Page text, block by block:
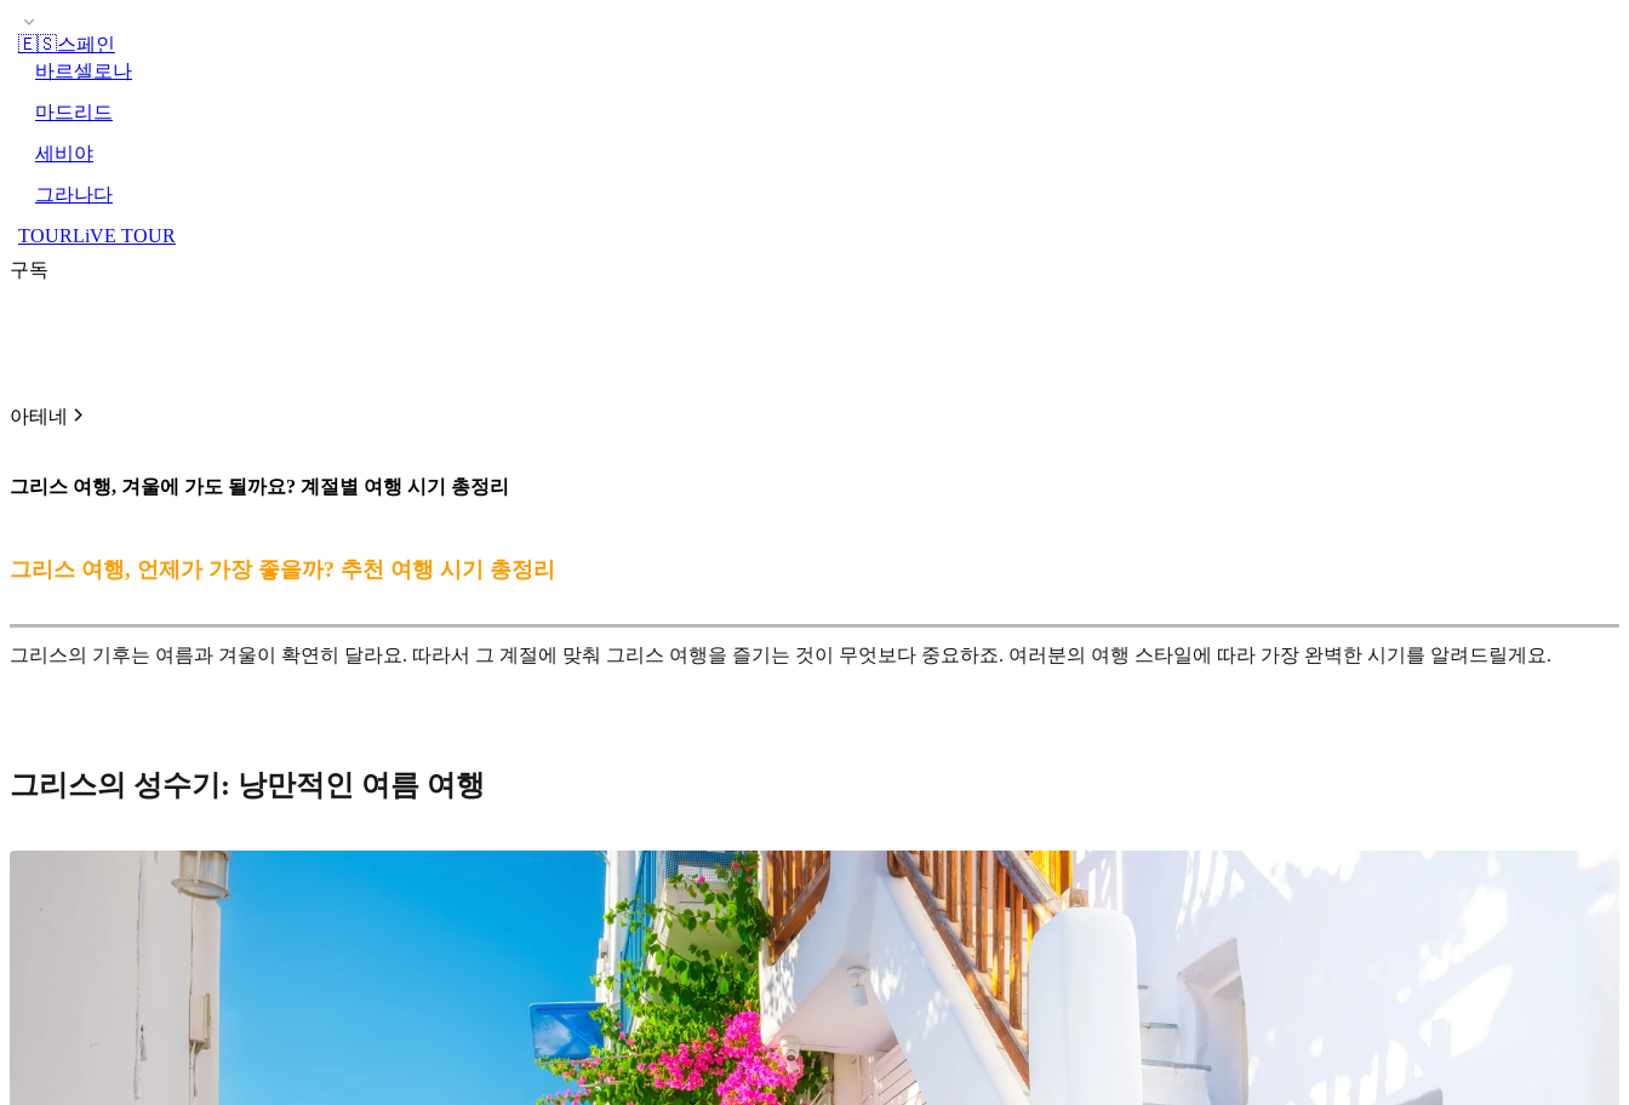
🇪🇸스페인
바르셀로나
마드리드
세비야
그라나다
TOURLiVE TOUR
구독
아테네
그리스 여행, 겨울에 가도 될까요? 계절별 여행 시기 총정리
그리스 여행, 언제가 가장 좋을까? 추천 여행 시기 총정리
그리스의 기후는 여름과 겨울이 확연히 달라요. 따라서 그 계절에 맞춰 그리스 여행을 즐기는 것이 무엇보다 중요하죠. 여러분의 여행 스타일에 따라 가장 완벽한 시기를 알려드릴게요.
그리스의 성수기: 낭만적인 여름 여행